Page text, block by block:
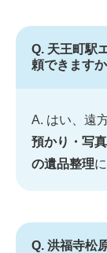
Q. 天王町駅
頼できます
A. はい、遠
預かり・写
の遺品整理
Q. 洪福寺松